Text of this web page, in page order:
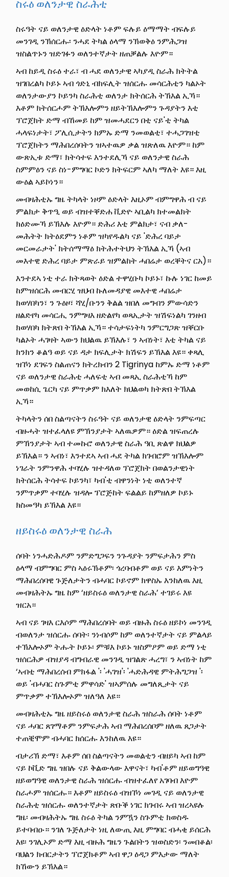
ስሩዕ ወለንታዊ ስራሕቲ
ስሩዓት ናይ ወለንታዊ ዕድላት ነቶም ፍሉይ ዕማማት ብፍሉይ
መንገዲ ንኽሰርሑ፡ ንሓደ ትካል ዕላማ ንኽወቅዕ ንምሕጋዝ
ዝስልጥኑን ዝድገፉን ወለንተኛታት ዘጠቓልሉ እዮም።
ኣብ ከይዲ ስሩዕ ተራ፣ ብ ሓደ ወለንታዊ ኣካያዲ ስራሕ ክትትል
ዝገበረልካ ኮይኑ ኣብ ጎድኒ ብክፍሊት ዝሰርሑ መሳርሕቲን ካልኦት
ወለንታውያን ኮይንካ ስራሕቲ ወለንታ ክትሰርሕ ትኽእል ኢኻ።
እቶም ክትሰርሖም ትኽእሎምን ዘይትኽእሎምን ጉዳያትን እቲ
ፕሮጀክት ድማ ብኸመይ ከም ዝመሓደርን በቲ ናይ'ቲ ትካል
ሓላፍነታት፣ ፖሊሲታትን ክምኡ ድማ ንመወልቲ፣ ተሓጋገዝቲ
ፕሮጀክትን ማሕበረሰባትን ዝኣተዉዎ ቃል ዝጽለዉ እዮም። ከም
ውጽኢቱ ድማ፣ ክትሳተፍ እንተደሊኻ ናይ ወለንታዊ ስራሕ
ስምምዕን ናይ ስነ-ምግባር ኮድን ክትፍርም ኣለካ ማለት እዩ። እዚ
ውዕል ኣይኮነን።
መብዛሕቲኡ ግዜ ትካላት ነዞም ዕድላት እዚኦም ብምግዋሕ ብ ናይ
ምልክታ ቅጥዒ ወይ ብዝተቐድሐ ቪድዮ ኣቢልካ ክተመልክት
ክዕድሙኻ ይኽእሉ እዮም። ድሕሪ እቲ ምልክታ፣ ናብ ቃለ-
መሕትት ክትዕደምን ነቶም ዝካየዱልካ ናይ 'ድሕረ ባይታ
መርመራታት' ክትሰማማዕ ክትሕተትህን ትኽእል ኢኻ (ኣብ
መእተዊ ድሕረ ባይታ ምጽራይ ዝምልከት ሓበሬታ ወረቐትና ርአ)።
እንተደኣ ነቲ ተራ ክትጻወት ዕድል ተዋሂቡካ ኮይኑ፣ ኩሉ ነገር ከመይ
ከምዝሰርሕ መብርሂ ዝህብ ኩለመዳያዊ መእተዊ ሓበሬታ
ክወሃበካን፣ ን ጉዕዞ፣ ሻሂ/ቡንን ቅልል ዝበለ መግብን ምውሳድን
ዘልድየካ መሳርሒ ንምግዛእ ዘድልየካ ወጻኢታት ዝሽፍነልካ ገንዘብ
ክወሃበካ ክትጽበ ትኽእል ኢኻ። ተሳታፍነትካ ንምርግጋጽ ዝቐርቡ
ካልኦት ሓገዛት ኣውን ክህልዉ ይኽእሉ፣ ን ኣብነት፣ እቲ ትካል ናይ
ክንክን ቆልዓ ወይ ናይ ዳታ ክፍሊታት ክሽፍን ይኽእል እዩ። ቀጻሊ
ዝኾነ ደገፍን ስልጠናን ክትረክብን 2 Tigrinya ከምኡ ድማ ነቶም
ናይ ወለንታዊ ስራሕቲ ሓለፍቲ ኣብ መጻኢ ስራሕቲኻ ከም
መወከሲ ጌርካ ናይ ምጥቃም ክእለት ክህልወካ ክትጽበ ትኽእል
ኢኻ።
ትካላትን ሰበ ስልጣናትን ስሩዓት ናይ ወለንታዊ ዕድላት ንምፍጣር
ብዙሓት ዝተፈላለዩ ምኽንያታት ኣለዉዎም። ዕድል ዝፍጠረሉ
ምኽንያታት ኣብ ተመኩሮ ወለንታዊ ስራሕ ዓቢ ጽልዋ ክህልዎ
ይኽእል። ን ኣብነ፣ እንተደኣ ኣብ ሓደ ትካል ክገብሮም ዝኽእሎም
ነገራት ንምንዋሕ ተባሂሉ ዝተዳለወ ፕሮጀክት በወልንታዊነት
ክትሰርሕ ትሳተፍ ኮይንካ፣ ካብ'ቲ ብዋንነት ነቲ ወለንተኛ
ንምጥቃም ተባሂሉ ዝዳሎ ፕሮጅከት ፍልልይ ከምዘለዎ ኮይኑ
ክስመዓካ ይኽእል እዩ።
ዘይስሩዕ ወለንታዊ ስራሕ
ሰባት ነንሓድሕዶም ንምድግጋፍን ንጉዳያት ንምፍታሕን ምስ
ዕላማ ብምግባር ምስ ኣዕሩኽቶም፡ ጎረባብቶም ወይ ናይ እምነትን
ማሕበረሰባዊ ጉጅለታትን ብሓባር ኮይኖም ክዋስኡ እንከለዉ እዚ
መብዛሕትኡ ግዜ ከም ‘ዘይስሩዕ ወለንታዊ ስራሕ’ ተገይሩ እዩ
ዝርአ።
ኣብ ናይ ገዛእ ርእሶም ማሕበረሰባት ወይ ብዙሕ ስሩዕ ዘይኮነ መንገዲ
ብወለንታ ዝሰርሑ ሰባት፡ ንነብሶም ከም ወለንተኛታት ናይ ምልላይ
ተኽእሎኦም ትሑት ኮይኑ፡ ምቹእ ኮይኑ ዝስምዖም ወይ ድማ ነቲ
ዝሰርሕዎ ብዝያዳ ብግብራዊ መንገዲ ዝገልጽ ሓረግ፣ ን ኣብነት ከም
‘ኣብቲ ማሕበረሰብ ምክፋል '፡ 'ሓገዝ'፡ 'ሓድሕዳዊ ምትሕግጋዝ '፡
ወይ 'ብሓባር ስጉምቲ ምዋሳድ' ዝኣምሰሉ መግለጺታት ናይ
ምጥቃም ተኽእሎኦም ዝለዓለ እዩ።
መብዛሕቲኡ ግዜ ዘይስሩዕ ወለንታዊ ስራሕ ዝስራሕ ሰባት ነቶም
ናይ ሓባር ጸገማቶም ንምፍታሕ ኣብ ማሕበረሰቦም ዘለዉ ጸጋታት
ተጠቒሞም ብሓባር ክሰርሑ እንከለዉ እዩ።
ብታሪኽ ድማ፣ እቶም ሰበ ስልጣናትን መወልቲን ብዘይካ ኣብ ከም
ናይ ኮቪድ ግዜ ዝበሉ ናይ ቅልውላው እዋናት፣ ካብ'ቶም ዘይወግዓዊ
ዘይወግዓዊ ወለንታዊ ስራሕ ዝሰርሑ ብዝተፈለየ አገባብ እዮም
ስራሖም ዝሰርሑ። እቶም ዘይስሩዕ ብዝኾነ መገዲ ናይ ወለንታዊ
ስራሕቲ ዝሰርሑ ወለንተኛታት ጽቡቕ ነገር ክገብሩ ኣብ ዝረኣዩሉ
ግዜ፡ መብዛሕትኡ ግዜ ስሩዕ ትካል ንምዃን ስጉምቲ ክወስዱ
ይተባብዑ። ንገለ ጉጅለታት ነዚ ለውጢ እዚ ምግባር ብሓቂ ይሰርሕ
እዩ፡ ንገሊኦም ድማ እዚ ብዙሕ ግዜን ጉልበትን ዝወስድን፡ ንመበቆል፡
ባህልን ክብርታትን ፕሮጀክቶም ኣብ ዋጋ ዕዳጋ ምእታው ማለት
ክኸውን ይኽእል።